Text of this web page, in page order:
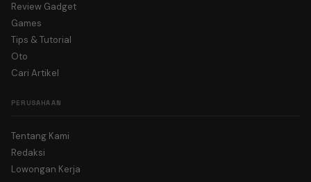
Review Gadget
Games
Tips & Tutorial
Oto
Cari Artikel
PERUSAHAAN
Tentang Kami
Redaksi
Lowongan Kerja